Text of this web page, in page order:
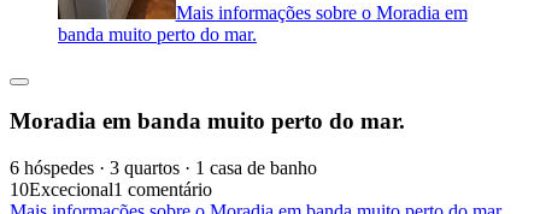
Mais informações sobre o Moradia em
banda muito perto do mar.
Moradia em banda muito perto do mar.
6 hóspedes · 3 quartos · 1 casa de banho
10Excecional1 comentário